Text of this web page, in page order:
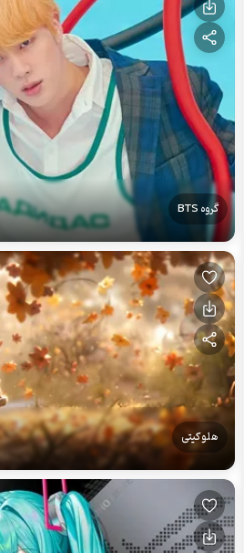
گروه BTS
هلو کیتی